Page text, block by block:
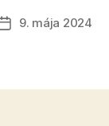
Dátum
9. mája 2024